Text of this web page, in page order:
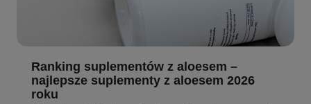
Ranking suplementów z aloesem –
najlepsze suplementy z aloesem 2026
roku